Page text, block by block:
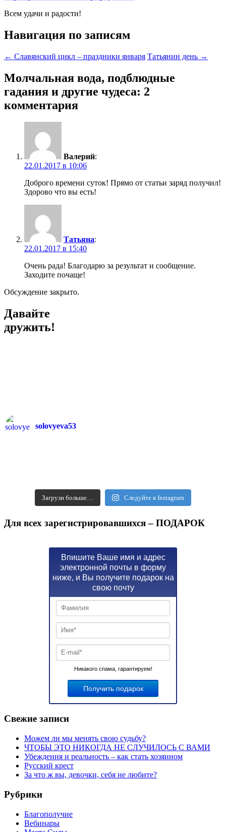
Всем удачи и радости!
Навигация по записям
← Славянский цикл – праздники января Татьянин день →
Молчальная вода, подблюдные
гадания и другие чудеса: 2
комментария
Валерий:
22.01.2017 в 10:06
Доброго времени суток! Прямо от статьи заряд получил!
Здорово что вы есть!
Татьяна:
22.01.2017 в 15:40
Очень рада! Благодарю за результат и сообщение.
Заходите почаще!
Обсуждение закрыто.
Давайте
дружить!
solovyeva53
Загрузи больше… Следуйте в Instagram
Для всех зарегистрировавшихся – ПОДАРОК
Впишите Ваше имя и адрес
электронной почты в форму
ниже, и Вы получите подарок на
свою почту
Никакого спама, гарантируем!
Свежие записи
Можем ли мы менять свою судьбу?
ЧТОБЫ ЭТО НИКОГДА НЕ СЛУЧИЛОСЬ С ВАМИ
Убеждения и реальность – как стать хозяином
Русский крест
За что ж вы, девочки, себя не любите?
Рубрики
Благополучие
Вебинары